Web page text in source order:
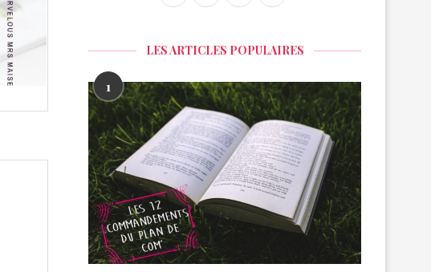
LES ARTICLES POPULAIRES
1